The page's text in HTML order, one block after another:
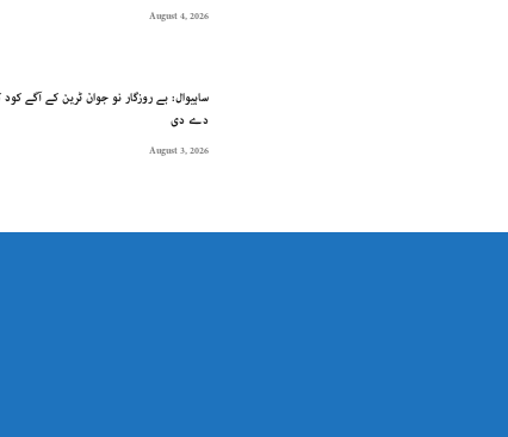
August 4, 2026
ساہیوال: بے روزگار نو جوان ٹرین کے آگے
دے دی
August 3, 2026